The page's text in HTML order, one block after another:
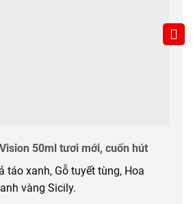
50ml tươi mới, cuốn hút
táo xanh, Gỗ tuyết tùng, Hoa
vàng Sicily.